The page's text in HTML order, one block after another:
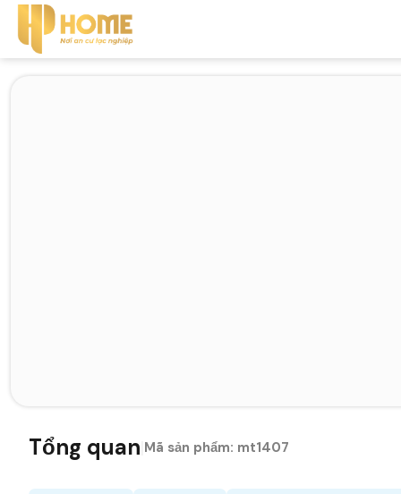
Tổng quan Mã sản phẩm: mt1407